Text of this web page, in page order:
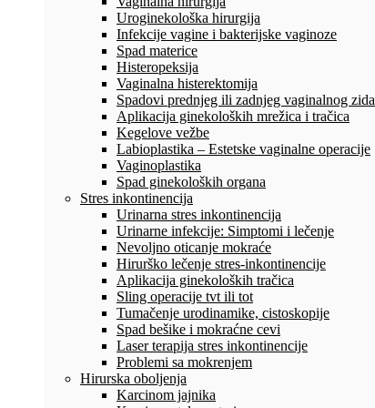
Uroginekološka hirurgija
Infekcije vagine i bakterijske vaginoze
Spad materice
Histeropeksija
Vaginalna histerektomija
Spadovi prednjeg ili zadnjeg vaginalnog zida
Aplikacija ginekoloških mrežica i tračica
Kegelove vežbe
Labioplastika – Estetske vaginalne operacije
Vaginoplastika
Spad ginekoloških organa
Stres inkontinencija
Urinarna stres inkontinencija
Urinarne infekcije: Simptomi i lečenje
Nevoljno oticanje mokraće
Hirurško lečenje stres-inkontinencije
Aplikacija ginekoloških tračica
Sling operacije tvt ili tot
Tumačenje urodinamike, cistoskopije
Spad bešike i mokraćne cevi
Laser terapija stres inkontinencije
Problemi sa mokrenjem
Hirurska oboljenja
Karcinom jajnika